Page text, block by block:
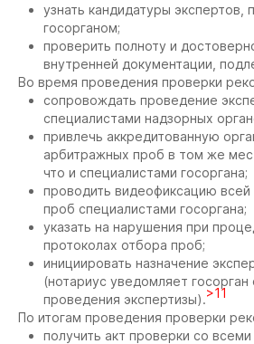
узнать кандидатуры экспертов,
госорганом;
проверить полноту и
внутренней документации,
Во время проведения проверки
сопровождать проведение
специалистами надзорных
привлечь аккредитованную
арбитражных проб в том же
что и специалистами госоргана;
проводить видеофиксацию
проб специалистами госоргана;
указать на нарушения при
протоколах отбора проб;
инициировать назначение
(нотариус уведомляет
проведения экспертизы).>11
По итогам проведения проверки
получить акт проверки со